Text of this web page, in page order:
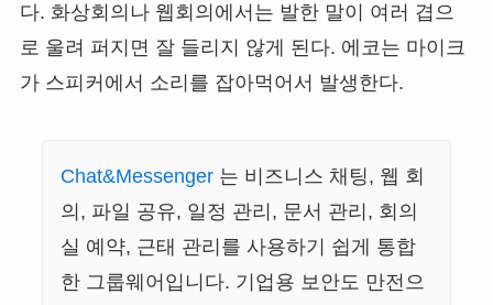
다. 화상회의나 웹회의에서는 발한 말이 여러 겹으
로 울려 퍼지면 잘 들리지 않게 된다. 에코는 마이크
가 스피커에서 소리를 잡아먹어서 발생한다.
Chat&Messenger 는 비즈니스 채팅, 웹 회
의, 파일 공유, 일정 관리, 문서 관리, 회의
실 예약, 근태 관리를 사용하기 쉽게 통합
한 그룹웨어입니다. 기업용 보안도 만전으